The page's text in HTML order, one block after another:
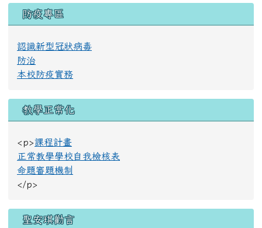
防疫專區
認識新型冠狀病毒
防治
本校防疫實務
教學正常化
<p>課程計畫
正常教學學校自我檢核表
命題審題機制
</p>
聖安琪勸言